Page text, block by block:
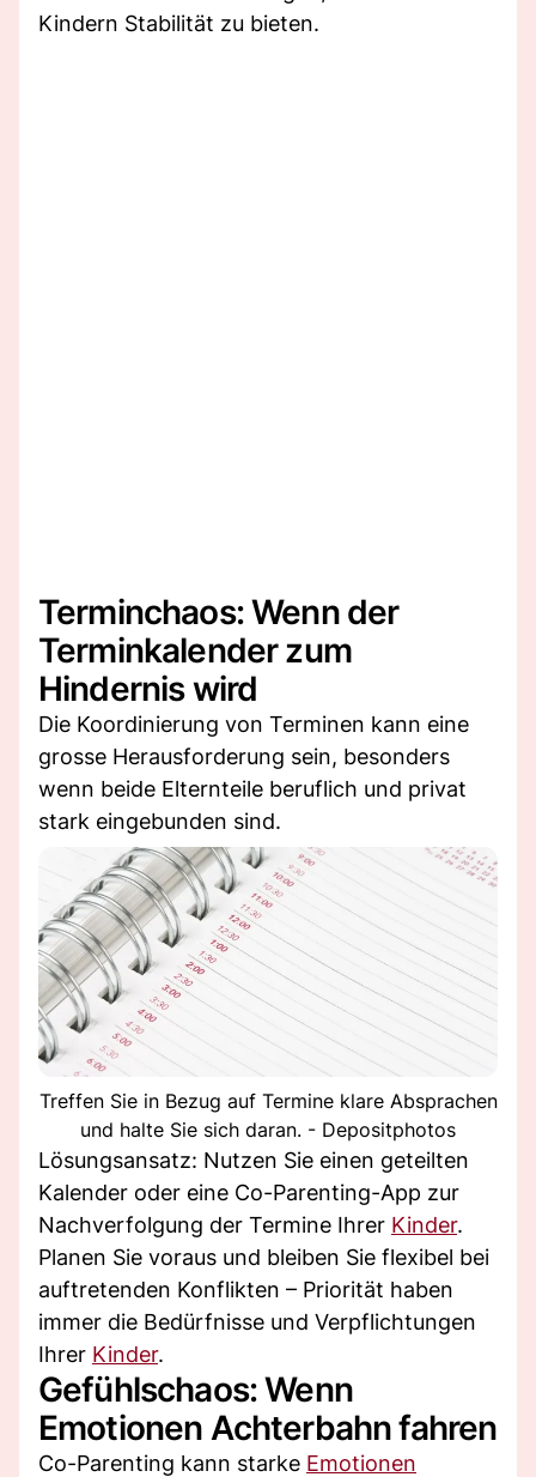
Kindern Stabilität zu bieten.
Terminchaos: Wenn der
Terminkalender zum
Hindernis wird
Die Koordinierung von Terminen kann eine
grosse Herausforderung sein, besonders
wenn beide Elternteile beruflich und privat
stark eingebunden sind.
Treffen Sie in Bezug auf Termine klare Absprachen
und halte Sie sich daran. - Depositphotos
Lösungsansatz: Nutzen Sie einen geteilten
Kalender oder eine Co-Parenting-App zur
Nachverfolgung der Termine Ihrer Kinder.
Planen Sie voraus und bleiben Sie flexibel bei
auftretenden Konflikten – Priorität haben
immer die Bedürfnisse und Verpflichtungen
Ihrer Kinder.
Gefühlschaos: Wenn
Emotionen Achterbahn fahren
Co-Parenting kann starke Emotionen